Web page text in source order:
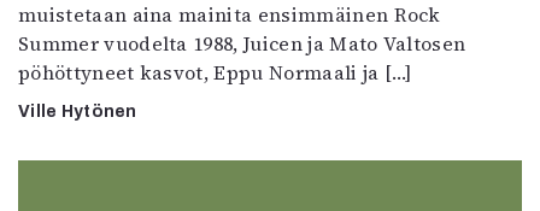
muistetaan aina mainita ensimmäinen Rock
Summer vuodelta 1988, Juicen ja Mato Valtosen
pöhöttyneet kasvot, Eppu Normaali ja […]
Ville Hytönen